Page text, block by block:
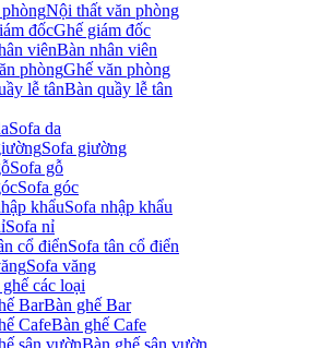
Nội thất văn phòng
Ghế giám đốc
Bàn nhân viên
Ghế văn phòng
Bàn quầy lễ tân
Sofa da
Sofa giường
Sofa gỗ
Sofa góc
Sofa nhập khẩu
Sofa nỉ
Sofa tân cổ điển
Sofa văng
các loại
Bàn ghế Bar
Bàn ghế Cafe